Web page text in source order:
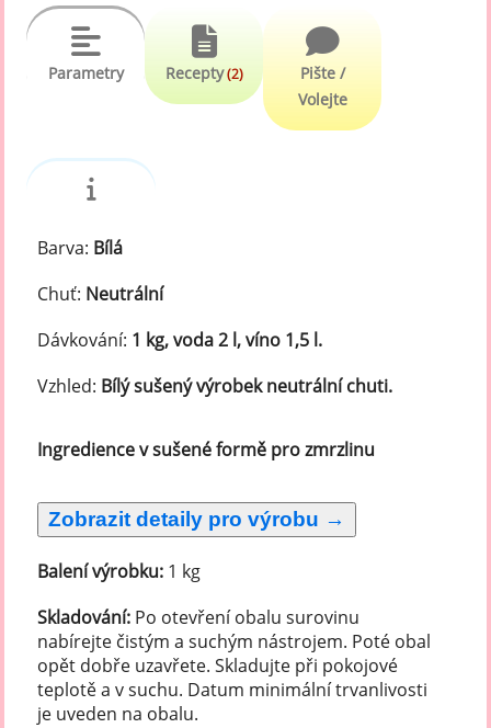
Parametry Recepty(2)
Pište /
Volejte
Barva: Bílá
Chuť: Neutrální
Dávkování: 1 kg, voda 2 l, víno 1,5 l.
Vzhled: Bílý sušený výrobek neutrální chuti.
Ingredience v sušené formě pro zmrzlinu
Balení výrobku: 1 kg
Skladování: Po otevření obalu surovinu
nabírejte čistým a suchým nástrojem. Poté obal
opět dobře uzavřete. Skladujte při pokojové
teplotě a v suchu. Datum minimální trvanlivosti
je uveden na obalu.